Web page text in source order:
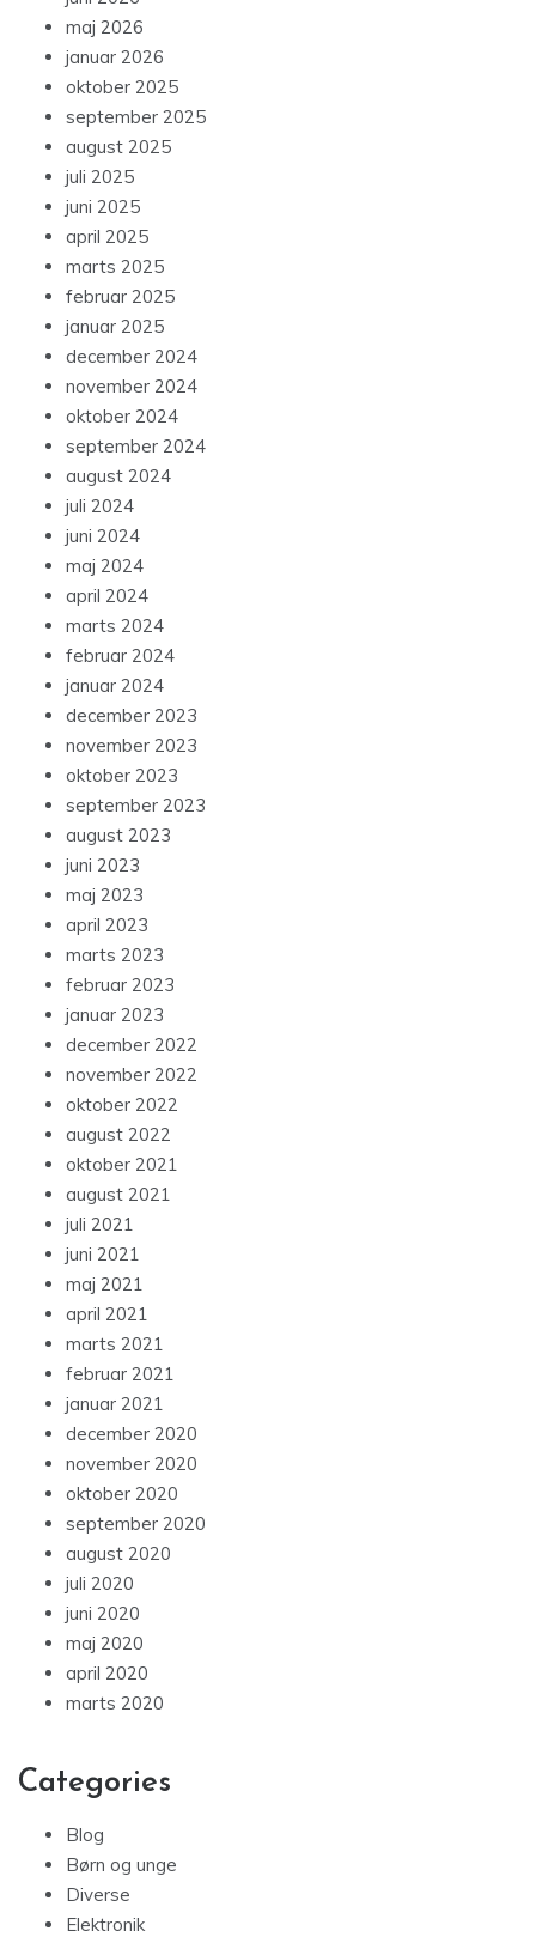
maj 2026
januar 2026
oktober 2025
september 2025
august 2025
juli 2025
juni 2025
april 2025
marts 2025
februar 2025
januar 2025
december 2024
november 2024
oktober 2024
september 2024
august 2024
juli 2024
juni 2024
maj 2024
april 2024
marts 2024
februar 2024
januar 2024
december 2023
november 2023
oktober 2023
september 2023
august 2023
juni 2023
maj 2023
april 2023
marts 2023
februar 2023
januar 2023
december 2022
november 2022
oktober 2022
august 2022
oktober 2021
august 2021
juli 2021
juni 2021
maj 2021
april 2021
marts 2021
februar 2021
januar 2021
december 2020
november 2020
oktober 2020
september 2020
august 2020
juli 2020
juni 2020
maj 2020
april 2020
marts 2020
Categories
Blog
Børn og unge
Diverse
Elektronik